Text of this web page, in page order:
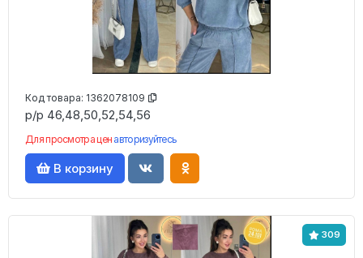
Код товара: 1362078109
р/р 46,48,50,52,54,56
Для просмотра цен авторизуйтесь
В корзину
309